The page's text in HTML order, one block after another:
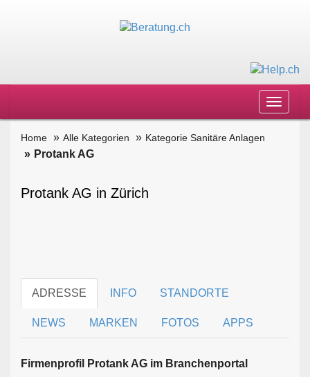
Toggle
Home Alle Kategorien Kategorie Sanitäre Anlagen
Protank AG
Protank AG in Zürich
ADRESSE INFO STANDORTE
NEWS MARKEN FOTOS APPS
Firmen­profil Protank AG im Branchen­portal